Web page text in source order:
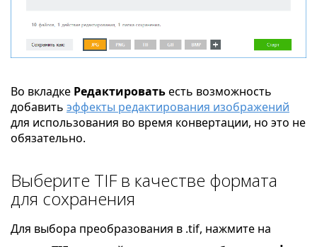
Во вкладке Редактироватьесть возможность
добавить эффекты редактирования изображений
для использования во время конвертации, но это не
обязательно.
Выберите TIF в качестве формата
для сохранения
Для выбора преобразования в .tif, нажмите на